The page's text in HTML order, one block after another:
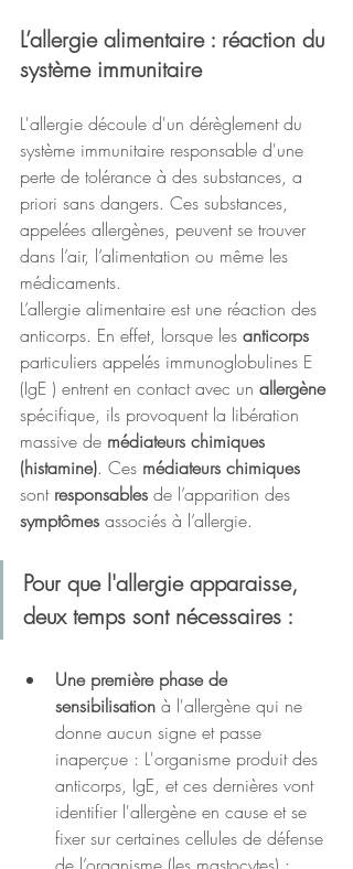
L’allergie alimentaire : réaction du
système immunitaire
L'allergie découle d'un dérèglement du
système immunitaire responsable d'une
perte de tolérance à des substances, a
priori sans dangers. Ces substances,
appelées allergènes, peuvent se trouver
dans l’air, l’alimentation ou même les
médicaments.
L’allergie alimentaire est une réaction des
anticorps. En effet, lorsque les anticorps
particuliers appelés immunoglobulines E
(IgE ) entrent en contact avec un allergène
spécifique, ils provoquent la libération
massive de médiateurs chimiques
(histamine). Ces médiateurs chimiques
sont responsables de l’apparition des
symptômes associés à l’allergie.
Pour que l'allergie apparaisse,
deux temps sont nécessaires :
Une première phase de
sensibilisation à l'allergène qui ne
donne aucun signe et passe
inaperçue : L'organisme produit des
anticorps, IgE, et ces dernières vont
identifier l'allergène en cause et se
fixer sur certaines cellules de défense